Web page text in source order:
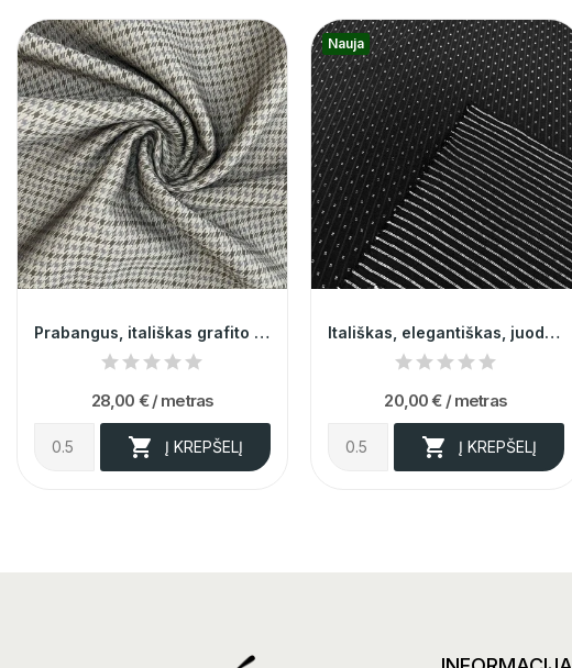
Prabangus, itališkas grafito spalvos žakardas
28,00 € / metras
 Į KREPŠELĮ
Nauja
Itališkas, elegantiškas, juodas minkštas...
20,00 € / metras
 Į KREPŠELĮ